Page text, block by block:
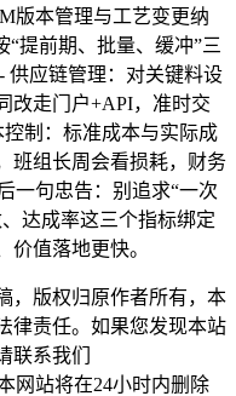
版本管理与工艺变更纳
“提前期、批量、缓冲”三
供应链管理：对关键料设
改走门户+API，准时交
控制：标准成本与实际成
班组长周会看损耗，财务
一句忠告：别追求“一次
达成率这三个指标绑定
价值落地更快。
，版权归原作者所有，本
律责任。如果您发现本站
联系我们
网站将在24小时内删除